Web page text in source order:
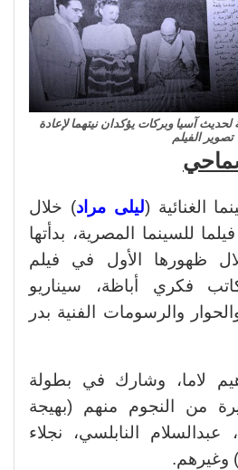
لحديث آسيا وبركات يؤكدان نيتهما لإعادة
تصوير الفيلم
الغنائية (ليلى مراد) خلال
مشوارها الفني 28 فيلما للسينما المصرية، بدأتها
من خلال ظهورها الأول في فيلم
فكري أباظة، سيناريو
والرسومات الفنية بدر
لاما، وشارك في بطولة
من النجوم منهم (بهيجة
النابلسي، نجلاء
وغيرهم.